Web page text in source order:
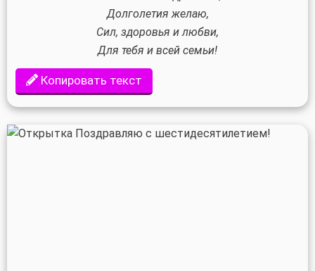
Долголетия желаю,
Сил, здоровья и любви,
Для тебя и всей семьи!
Копировать текст